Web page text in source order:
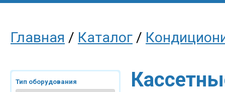
Главная / Каталог /
Тип оборудования